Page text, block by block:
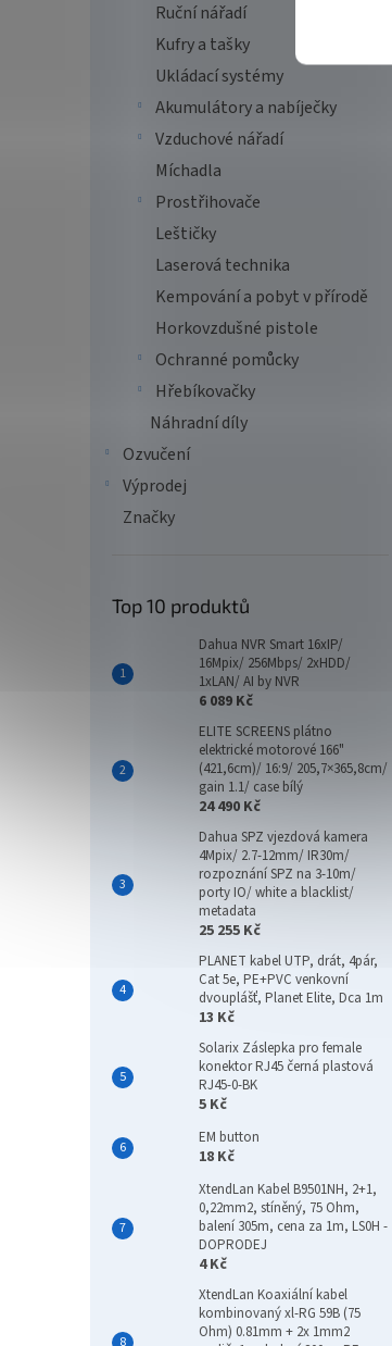
Ruční nářadí
Kufry a tašky
Ukládací systémy
Akumulátory a nabíječky
Vzduchové nářadí
Míchadla
Prostřihovače
Leštičky
Laserová technika
Kempování a pobyt v přírodě
Horkovzdušné pistole
Ochranné pomůcky
Hřebíkovačky
Náhradní díly
Ozvučení
Výprodej
Značky
Top 10 produktů
Dahua NVR Smart 16xIP/
16Mpix/ 256Mbps/ 2xHDD/
1xLAN/ AI by NVR
6 089 Kč
ELITE SCREENS plátno
elektrické motorové 166"
(421,6cm)/ 16:9/ 205,7×365,8cm/
gain 1.1/ case bílý
24 490 Kč
Dahua SPZ vjezdová kamera
4Mpix/ 2.7-12mm/ IR30m/
rozpoznání SPZ na 3-10m/
porty IO/ white a blacklist/
metadata
25 255 Kč
PLANET kabel UTP, drát, 4pár,
Cat 5e, PE+PVC venkovní
dvouplášť, Planet Elite, Dca 1m
13 Kč
Solarix Záslepka pro female
konektor RJ45 černá plastová
RJ45-0-BK
5 Kč
EM button
18 Kč
XtendLan Kabel B9501NH, 2+1,
0,22mm2, stíněný, 75 Ohm,
balení 305m, cena za 1m, LS0H -
DOPRODEJ
4 Kč
XtendLan Koaxiální kabel
kombinovaný xl-RG 59B (75
Ohm) 0.81mm + 2x 1mm2